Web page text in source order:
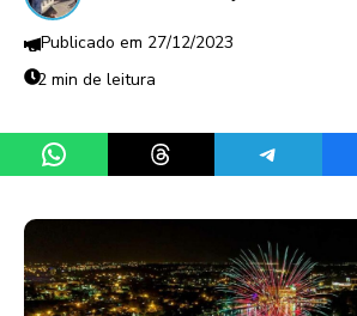
27/12/2023
2 min de leitura
Share on WhatsAppShare on ThreadsShare on